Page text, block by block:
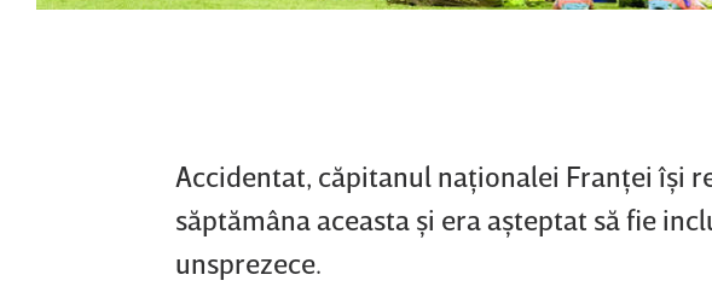
Accidentat, căpitanul naţionalei Franţei îşi
săptămâna aceasta şi era aşteptat să fie
unsprezece.